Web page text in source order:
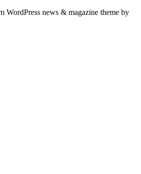
WordPress news & magazine theme by